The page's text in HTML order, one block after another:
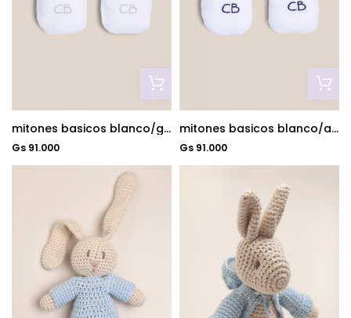
mitones basicos blanco/gris
Gs 91.000
mitones basicos blanco/azul
Gs 91.000